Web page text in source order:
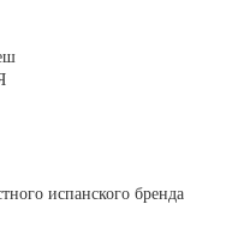
испанского бренда